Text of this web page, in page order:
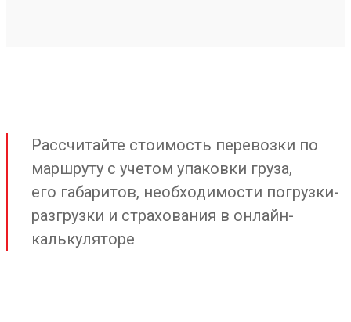
Рассчитайте стоимость перевозки по
маршруту с учетом упаковки груза,
его габаритов, необходимости погрузки-
разгрузки и страхования в онлайн-
калькуляторе